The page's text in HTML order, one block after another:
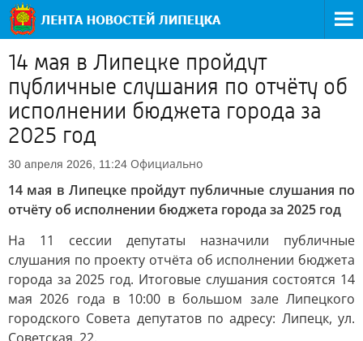
14 мая в Липецке пройдут
публичные слушания по отчёту об
исполнении бюджета города за
2025 год
30 апреля 2026, 11:24 Официально
14 мая в Липецке пройдут публичные слушания по
отчёту об исполнении бюджета города за 2025 год
На 11 сессии депутаты назначили публичные
слушания по проекту отчёта об исполнении бюджета
города за 2025 год. Итоговые слушания состоятся 14
мая 2026 года в 10:00 в большом зале Липецкого
городского Совета депутатов по адресу: Липецк, ул.